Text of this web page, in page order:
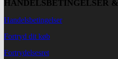
HANDELSBETINGELSER
Handelsbetingelser
Fortryd dit køb
Fortrydelsesret